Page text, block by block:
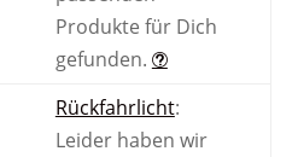
Produkte für Dich
gefunden.
Rückfahrlicht:
Leider haben wir